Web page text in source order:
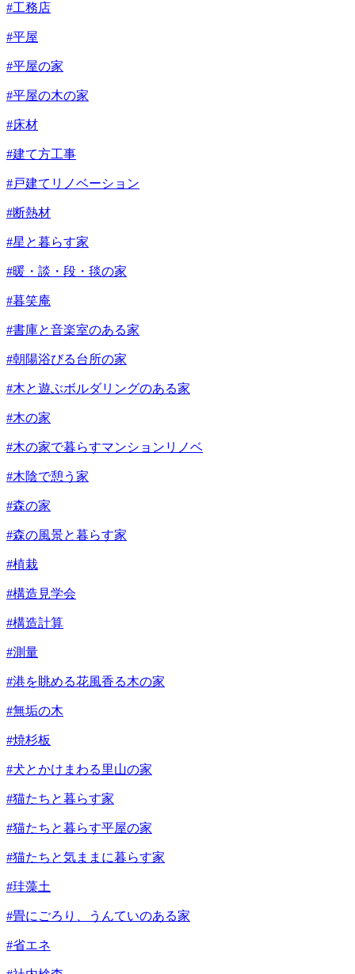
#工務店
#平屋
#平屋の家
#平屋の木の家
#床材
#建て方工事
#戸建てリノベーション
#断熱材
#星と暮らす家
#暖・談・段・毯の家
#暮笑庵
#書庫と音楽室のある家
#朝陽浴びる台所の家
#木と遊ぶボルダリングのある家
#木の家
#木の家で暮らすマンションリノベ
#木陰で憩う家
#森の家
#森の風景と暮らす家
#植栽
#構造見学会
#構造計算
#測量
#港を眺める花風香る木の家
#無垢の木
#焼杉板
#犬とかけまわる里山の家
#猫たちと暮らす家
#猫たちと暮らす平屋の家
#猫たちと気ままに暮らす家
#珪藻土
#畳にごろり、うんていのある家
#省エネ